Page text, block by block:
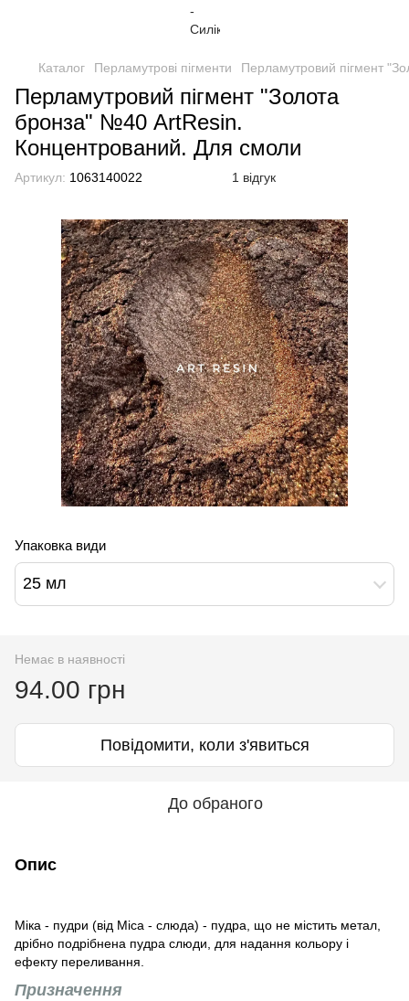
Каталог Перламутрові пігменти Перламутровий пігмент
Перламутровий пігмент "Золота
бронза" №40 ArtResin.
Концентрований. Для смоли
Артикул: 1063140022 1 відгук
Упаковка види
25 мл
Немає в наявності
94.00 грн
Повідомити, коли з'явиться
До обраного
Опис
Міка - пудри (від Mica - слюда) - пудра, що не містить метал,
дрібно подрібнена пудра слюди, для надання кольору і
ефекту переливання.
Призначення